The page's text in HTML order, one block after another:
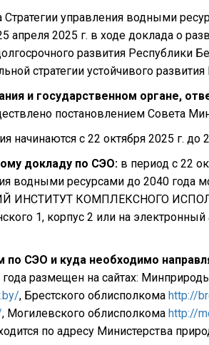
управления водными
2025 г. в ходе доклада о
развития Республики
стратегии устойчивого
и государственном органе,
постановлением Совета
с 22 октября 2025 г. до
докладу по СЭО: в период с 22
водными ресурсами до 2040 года
ИНСТИТУТ КОМПЛЕКСНОГО
1, корпус 2 или на электронный
СЭО и куда необходимо
размещен на сайтах:
, Брестского облисполкома http://
, Могилевского облисполкома http://
по адресу Министерства